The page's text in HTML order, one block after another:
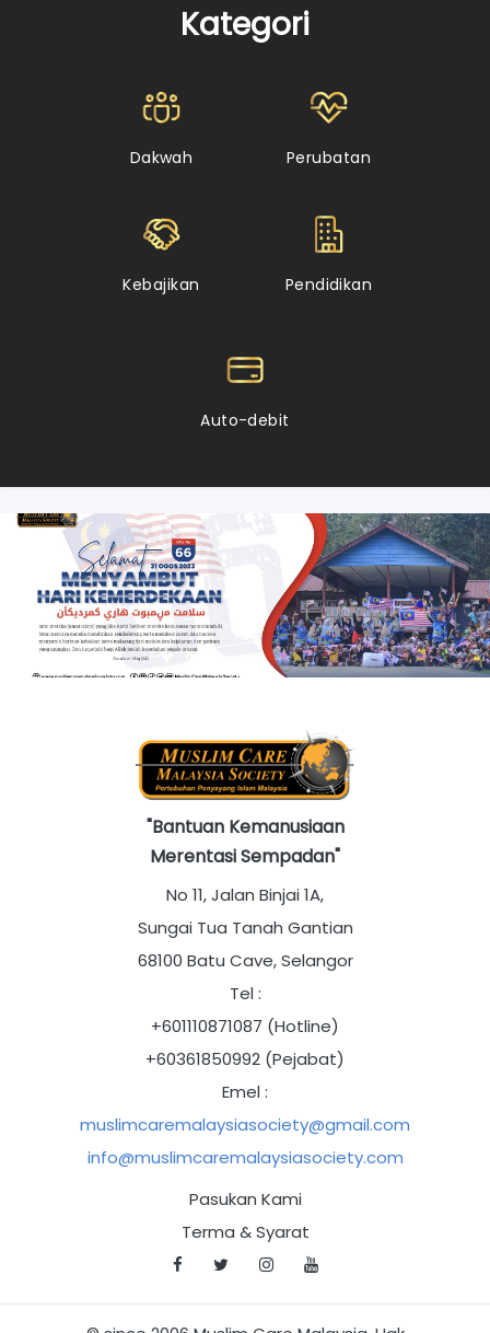
Kategori
Dakwah Perubatan
Kebajikan Pendidikan
Auto-debit
"Bantuan Kemanusiaan
Merentasi Sempadan"
No 11, Jalan Binjai 1A,
Sungai Tua Tanah Gantian
68100 Batu Cave, Selangor
Tel :
+601110871087 (Hotline)
+60361850992 (Pejabat)
Emel :
muslimcaremalaysiasociety@gmail.com
info@muslimcaremalaysiasociety.com
Pasukan Kami
Terma & Syarat